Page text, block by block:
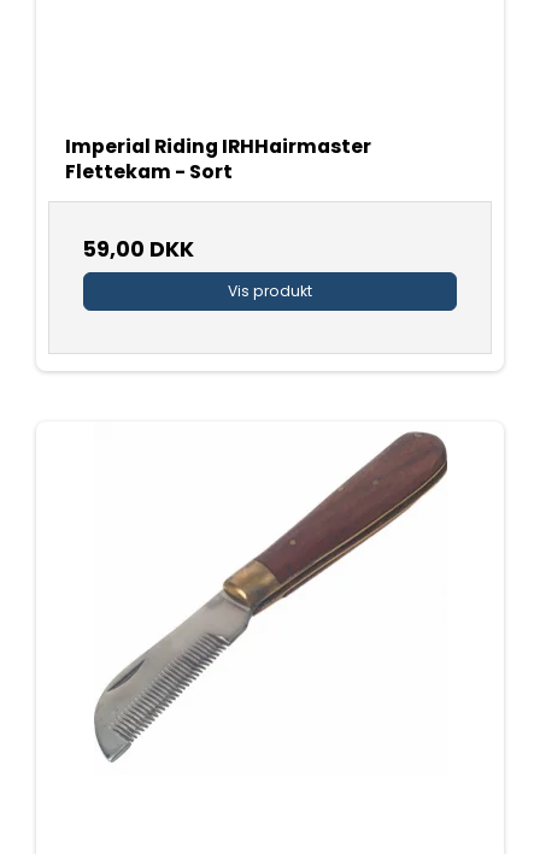
Imperial Riding IRHHairmaster
Flettekam - Sort
59,00 DKK
Vis produkt